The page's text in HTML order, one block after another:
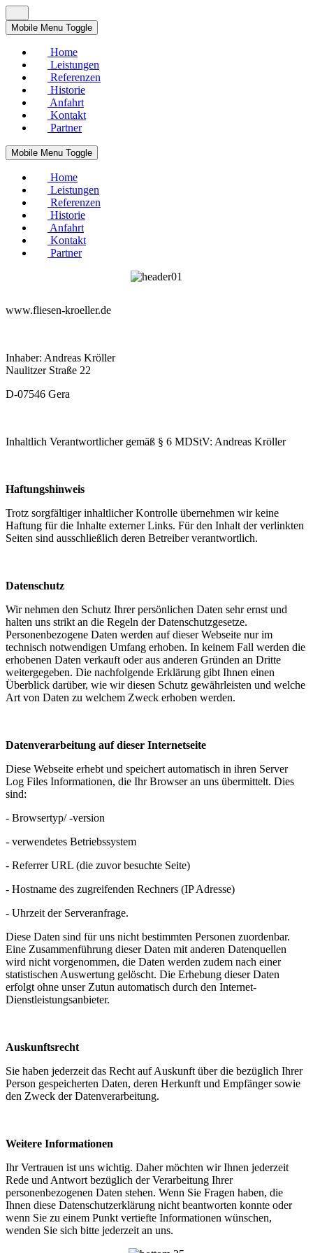
Mobile Menu Toggle
Home
Leistungen
Referenzen
Historie
Anfahrt
Kontakt
Partner
Mobile Menu Toggle
Home
Leistungen
Referenzen
Historie
Anfahrt
Kontakt
Partner
www.fliesen-kroeller.de
Inhaber: Andreas Kröller
Naulitzer Straße 22
D-07546 Gera
Inhaltlich Verantwortlicher gemäß § 6 MDStV: Andreas Kröller
Haftungshinweis
Trotz sorgfältiger inhaltlicher Kontrolle übernehmen wir keine
Haftung für die Inhalte externer Links. Für den Inhalt der verlinkten
Seiten sind ausschließlich deren Betreiber verantwortlich.
Datenschutz
Wir nehmen den Schutz Ihrer persönlichen Daten sehr ernst und
halten uns strikt an die Regeln der Datenschutzgesetze.
Personenbezogene Daten werden auf dieser Webseite nur im
technisch notwendigen Umfang erhoben. In keinem Fall werden die
erhobenen Daten verkauft oder aus anderen Gründen an Dritte
weitergegeben. Die nachfolgende Erklärung gibt Ihnen einen
Überblick darüber, wie wir diesen Schutz gewährleisten und welche
Art von Daten zu welchem Zweck erhoben werden.
Datenverarbeitung auf dieser Internetseite
Diese Webseite erhebt und speichert automatisch in ihren Server
Log Files Informationen, die Ihr Browser an uns übermittelt. Dies
sind:
- Browsertyp/ -version
- verwendetes Betriebssystem
- Referrer URL (die zuvor besuchte Seite)
- Hostname des zugreifenden Rechners (IP Adresse)
- Uhrzeit der Serveranfrage.
Diese Daten sind für uns nicht bestimmten Personen zuordenbar.
Eine Zusammenführung dieser Daten mit anderen Datenquellen
wird nicht vorgenommen, die Daten werden zudem nach einer
statistischen Auswertung gelöscht. Die Erhebung dieser Daten
erfolgt ohne unser Zutun automatisch durch den Internet-
Dienstleistungsanbieter.
Auskunftsrecht
Sie haben jederzeit das Recht auf Auskunft über die bezüglich Ihrer
Person gespeicherten Daten, deren Herkunft und Empfänger sowie
den Zweck der Datenverarbeitung.
Weitere Informationen
Ihr Vertrauen ist uns wichtig. Daher möchten wir Ihnen jederzeit
Rede und Antwort bezüglich der Verarbeitung Ihrer
personenbezogenen Daten stehen. Wenn Sie Fragen haben, die
Ihnen diese Datenschutzerklärung nicht beantworten konnte oder
wenn Sie zu einem Punkt vertiefte Informationen wünschen,
wenden Sie sich bitte jederzeit an uns.